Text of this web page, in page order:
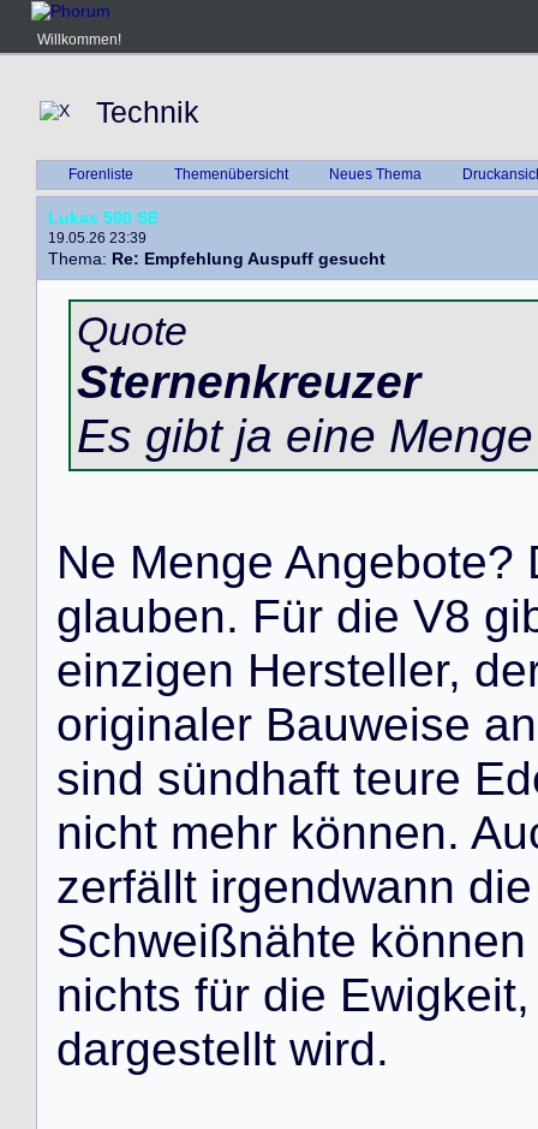
Willkommen!
Technik
Forenliste Themenübersicht Neues Thema
Lukas 500 SE
19.05.26 23:39
Thema: Re: Empfehlung Auspuff gesucht
Quote
Sternenkreuzer
Es gibt ja eine
Ne Menge Angebote?
glauben. Für die V8 gi
einzigen Hersteller, de
originaler Bauweise an
sind sündhaft teure Ed
nicht mehr können. Au
zerfällt irgendwann die
Schweißnähte können
nichts für die Ewigkeit,
dargestellt wird.